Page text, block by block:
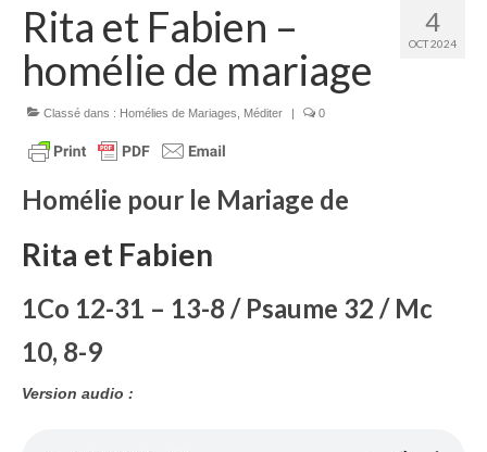
Lire
Articles, Chroniques
Livres
Grandir : rubrique Cliquer
Cath.ch
Echo Magazine – Trait Libre
Voir
Films, Vidéos, Selfies
4
OCT 2024
Rita et Fabien –
homélie de mariage
Classé dans : Homélies de Mariages Méditer 0
Homélie pour le Mariage de
Rita et Fabien
1Co 12-31 – 13-8 / Psaume 32 / Mc
10, 8-9
Version audio :